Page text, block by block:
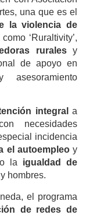
una que es el
la violencia de
‘Ruraltivity’,
ruralesy
de apoyo en
integral a
necesidades
incidencia
el autoempleoy
la igualdad de
hombres.
el programa
de redes de